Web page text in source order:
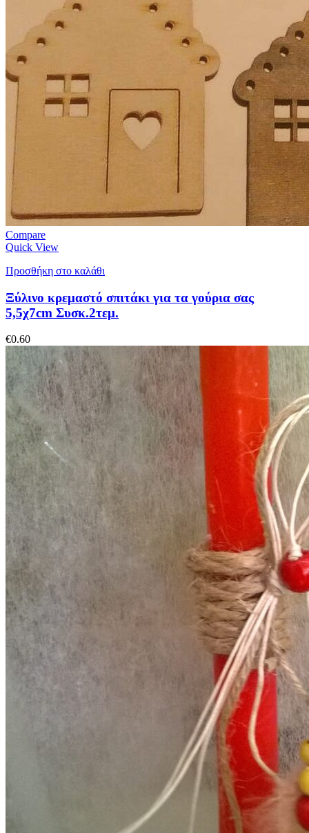
Compare
Quick View
Προσθήκη στο καλάθι
Ξύλινο κρεμαστό σπιτάκι για τα γούρια σας
5,5χ7cm Συσκ.2τεμ.
€0.60